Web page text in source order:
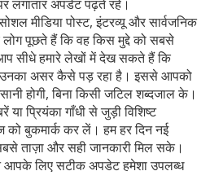
लगातार अपडेट पढ़ते रहें।
मीडिया पोस्ट, इंटरव्यू और सार्वजनिक
लोग पूछते हैं कि वह किस मुद्दे को सबसे
सीधे हमारे लेखों में देख सकते हैं कि
उनका असर कैसे पड़ रहा है। इससे आपको
होगी, बिना किसी जटिल शब्दजाल के।
प्रियंका गाँधी से जुड़ी विशिष्ट
को बुकमार्क कर लें। हम हर दिन नई
ताज़ा और सही जानकारी मिल सके।
आपके लिए सटीक अपडेट हमेशा उपलब्ध